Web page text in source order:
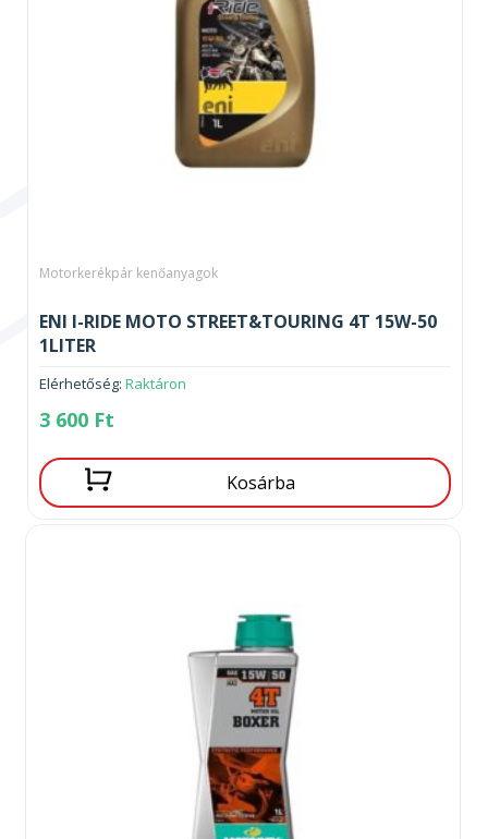
Motorkerékpár kenőanyagok
ENI I-RIDE MOTO STREET&TOURING 4T 15W-50
1LITER
Elérhetőség: Raktáron
3 600 Ft
Kosárba